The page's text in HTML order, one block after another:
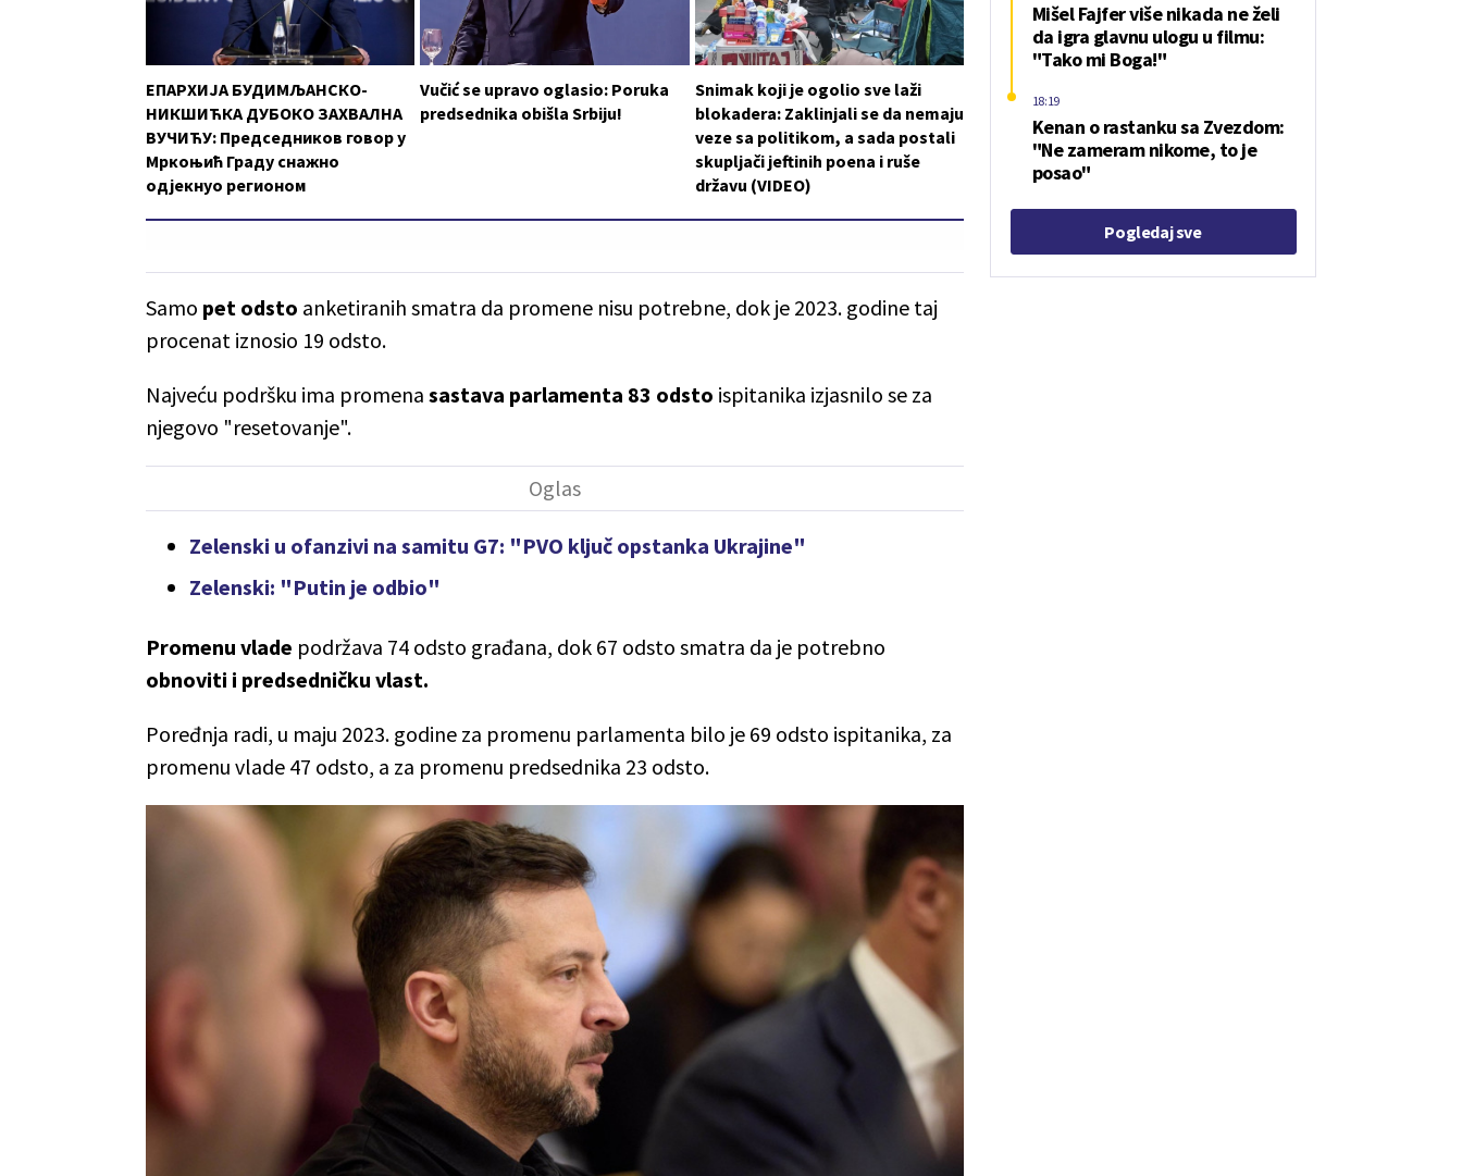
ЕПАРХИЈА БУДИМЉАНСКО-
НИКШИЋКА ДУБОКО ЗАХВАЛНА
ВУЧИЋУ: Председников говор у
Мркоњић Граду снажно
одјекнуо регионом
Vučić se upravo oglasio: Poruka
predsednika obišla Srbiju!
Snimak koji je ogolio sve laži
blokadera: Zaklinjali se da nemaju
veze sa politikom, a sada postali
skupljači jeftinih poena i ruše
državu (VIDEO)
Samo pet odsto anketiranih smatra da promene nisu potrebne, dok je 2023. godine taj
procenat iznosio 19 odsto.
Najveću podršku ima promena sastava parlamenta 83 odsto ispitanika izjasnilo se za
njegovo "resetovanje".
Zelenski u ofanzivi na samitu G7: "PVO ključ opstanka Ukrajine"
Zelenski: "Putin je odbio"
Promenu vlade podržava 74 odsto građana, dok 67 odsto smatra da je potrebno
obnoviti i predsedničku vlast.
Poređnja radi, u maju 2023. godine za promenu parlamenta bilo je 69 odsto ispitanika, za
promenu vlade 47 odsto, a za promenu predsednika 23 odsto.
Mišel Fajfer više nikada ne želi
da igra glavnu ulogu u filmu:
"Tako mi Boga!"
Kenan o rastanku sa Zvezdom:
"Ne zameram nikome, to je
posao"
18:19
Pogledaj sve